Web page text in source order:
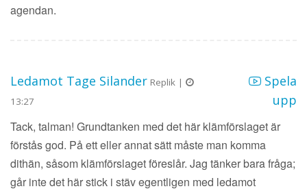
agendan.
Ledamot Tage Silander Replik |
13:27
Spela
upp
Tack, talman! Grundtanken med det här klämförslaget är
förstås god. På ett eller annat sätt måste man komma
dithän, såsom klämförslaget föreslår. Jag tänker bara fråga;
går inte det här stick i stäv egentligen med ledamot